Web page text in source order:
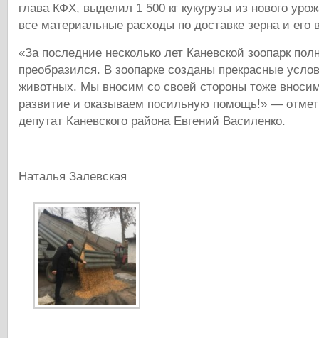
глава КФХ, выделил 1 500 кг кукурузы из нового
все материальные расходы по доставке зерна и его
«За последние несколько лет Каневской зоопарк
преобразился. В зоопарке созданы прекрасные
животных. Мы вносим со своей стороны тоже
развитие и оказываем посильную помощь!» —
депутат Каневского района Евгений Василенко.
Наталья Залевская